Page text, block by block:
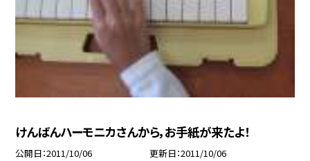
けんばんハーモニカさんから，お手紙が来たよ！
公開日 2011/10/06 更新日 2011/10/06